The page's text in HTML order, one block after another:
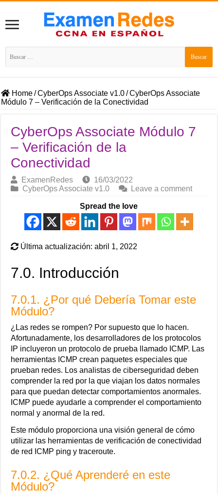
Buscar:
Home/CyberOps Associate v1.0/CyberOps Associate
Módulo 7 – Verificación de la ⁪Conectividad
CyberOps Associate Módulo 7
– Verificación de la
⁪Conectividad
ExamenRedes
16/03/2022
CyberOps Associate v1.0
Leave a comment
Spread the love
Última actualización: abril 1, 2022
7.0. Introducción
7.0.1. ¿Por qué Debería Tomar este
Módulo?
¿Las redes se rompen? Por supuesto que lo hacen.
Afortunadamente, los desarrolladores de los protocolos
IP incluyeron un protocolo de prueba llamado ICMP. Las
herramientas ICMP crean paquetes especiales que
prueban redes. Los analistas de ciberseguridad deben
comprender la red por la que viajan los datos normales
para que puedan detectar comportamientos anormales.
ICMP puede ayudarle a comprender el comportamiento
normal y anormal de la red.
Este módulo proporciona una visión general de cómo
utilizar las herramientas de verificación de conectividad
de red ICMP ping y traceroute.
7.0.2. ¿Qué Aprenderé en este
Módulo?